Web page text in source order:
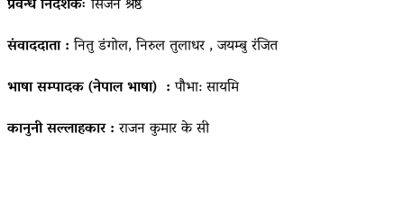
प्रवन्ध निर्देशकःसिजन श्रेष्ठ
संवाददाता :नितु डंगोल, निरुल तुलाधर , जयम्बु रंजित
भाषा सम्पादक (नेपाल भाषा) :पौभा: सायमि
कानुनी सल्लाहकार :राजन कुमार के सी